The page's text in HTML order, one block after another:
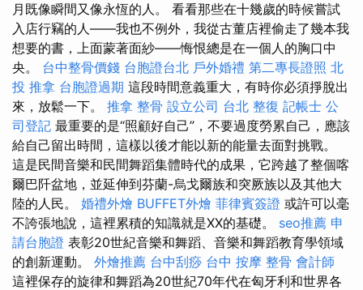
月既像瞬間又像永恆的人。 看看那些在十幾歲的時候嘗試
入店行竊的人——我也不例外，我從古董店裡偷走了幾本我
想要的書，上面蒙著面紗——悔恨總是在一個人的胸口中
央。 台中整骨價錢 台胞證台北 戶外婚禮 第二專長證照 北
投 推拿 台胞證過期 這段時間意義重大，有時你必須掙脫出
來，放鬆一下。 推拿 整骨 設立公司 台北 整復 記帳士 公
司登記 最重要的是“照顧好自己”，不要過度勞累自己，應該
給自己留出時間，這樣以後才能以新的能量去面對挑戰。
這是民間音樂和民間舞蹈集體時代的成果，它跨越了整個喀
爾巴阡盆地，並延伸到芬蘭-烏戈爾族和突厥族以及其他大
陸的人民。 婚禮外燴 BUFFET外燴 菲律賓簽證 或許可以毫
不誇張地說，這裡累積的知識就是XX的基礎。 seo推薦 申
請台胞證 表彰20世紀音樂和舞蹈、音樂和舞蹈教育學領域
的創新運動。 外燴推薦 台中刮痧 台中 按摩 整骨 會計師
這裡保存的旋律和舞蹈為20世紀70年代在匈牙利和世界各